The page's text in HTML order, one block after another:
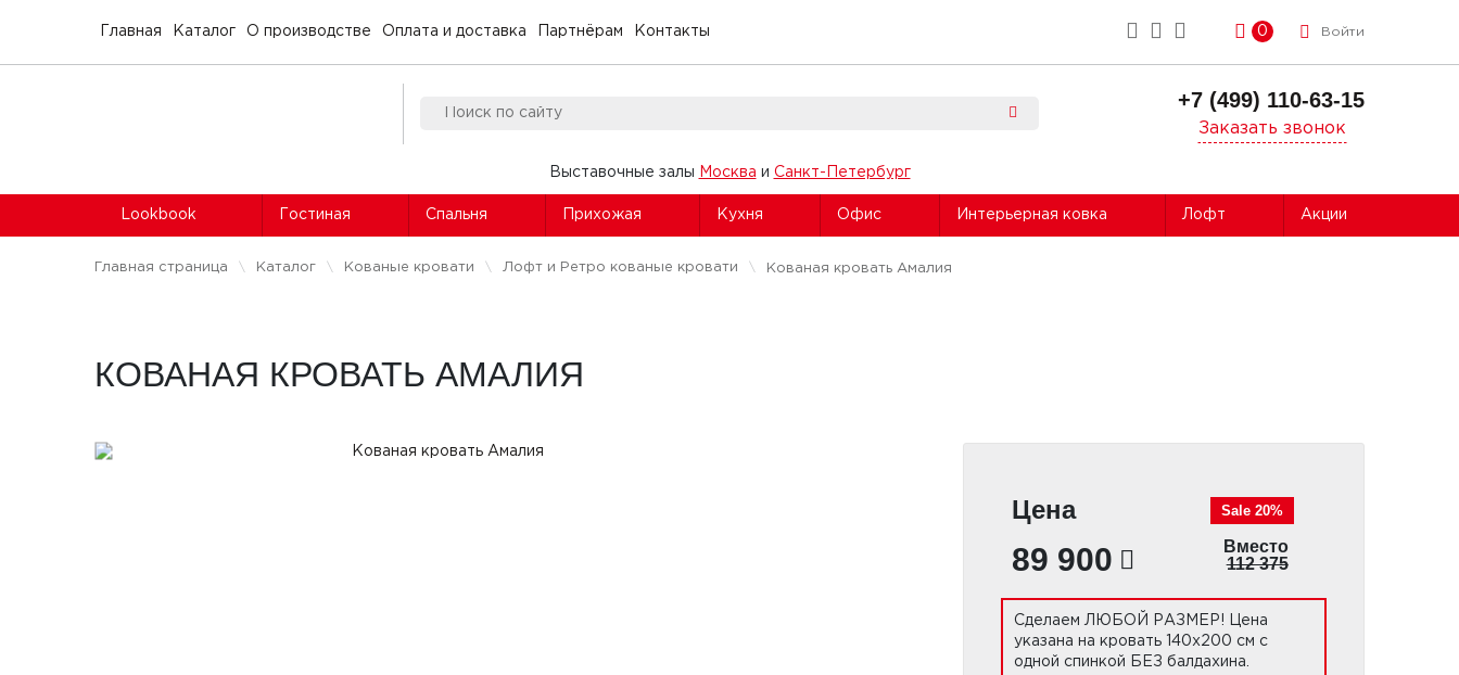
Главная Каталог О производстве Оплата и доставка Партнёрам Контакты 0 Войти
+7 (499) 110-63-15
Заказать звонок
Выставочные залы Москва и Санкт-Петербург
Lookbook Гостиная Спальня Прихожая Кухня Офис Интерьерная ковка Лофт Акции
Главная страница Каталог Кованые кровати Лофт и Ретро кованые кровати Кованая кровать Амалия
КОВАНАЯ КРОВАТЬ АМАЛИЯ
Цена
89 900
Sale 20%
Вместо
112 375
Сделаем ЛЮБОЙ РАЗМЕР! Цена
указана на кровать 140х200 см с
одной спинкой БЕЗ балдахина.